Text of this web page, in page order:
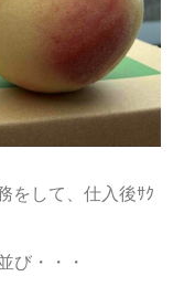
をして、仕入後ｻｸ
び・・・